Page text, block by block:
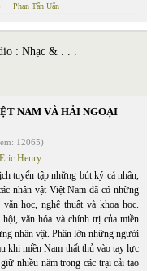
Phan Tấn Uẩn
: Nhạc & . . .
NAM VÀ HẢI NGOẠI
12065)
Henry
tuyển tập những bút ký cá nhân,
nhân vật Việt Nam đã có những
học, nghệ thuật và khoa học.
văn hóa và chính trị của miền
nhân vật. Phần lớn những người
khi miền Nam thất thủ vào tay lực
nhiều năm trong các trại cải tạo